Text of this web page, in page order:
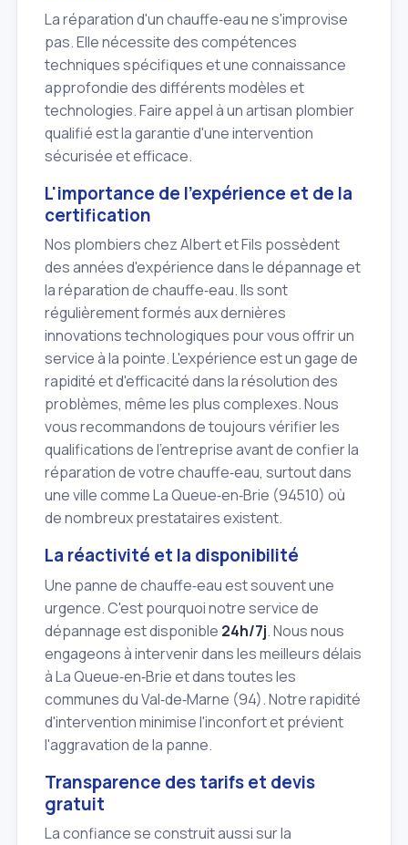
La réparation d'un chauffe‑eau ne s'improvise
pas. Elle nécessite des compétences
techniques spécifiques et une connaissance
approfondie des différents modèles et
technologies. Faire appel à un artisan plombier
qualifié est la garantie d'une intervention
sécurisée et efficace.
L'importance de l'expérience et de la
certification
Nos plombiers chez Albert et Fils possèdent
des années d'expérience dans le dépannage et
la réparation de chauffe‑eau. Ils sont
régulièrement formés aux dernières
innovations technologiques pour vous offrir un
service à la pointe. L'expérience est un gage de
rapidité et d'efficacité dans la résolution des
problèmes, même les plus complexes. Nous
vous recommandons de toujours vérifier les
qualifications de l'entreprise avant de confier la
réparation de votre chauffe‑eau, surtout dans
une ville comme La Queue‑en‑Brie (94510) où
de nombreux prestataires existent.
La réactivité et la disponibilité
Une panne de chauffe‑eau est souvent une
urgence. C'est pourquoi notre service de
dépannage est disponible 24h/7j. Nous nous
engageons à intervenir dans les meilleurs délais
à La Queue‑en‑Brie et dans toutes les
communes du Val‑de‑Marne (94). Notre rapidité
d'intervention minimise l'inconfort et prévient
l'aggravation de la panne.
Transparence des tarifs et devis
gratuit
La confiance se construit aussi sur la